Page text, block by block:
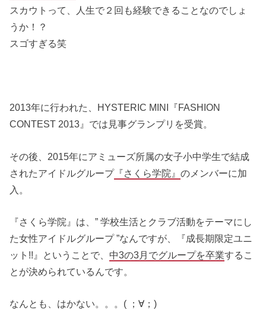
スカウトって、人生で２回も経験できることなのでしょ
うか！？
スゴすぎる笑
2013年に行われた、HYSTERIC MINI『FASHION
CONTEST 2013』では見事グランプリを受賞。
その後、2015年にアミューズ所属の女子小中学生で結成
されたアイドルグループ『さくら学院』のメンバーに加
入。
『さくら学院』は、” 学校生活とクラブ活動をテーマにし
た女性アイドルグループ ”なんですが、『成長期限定ユニ
ット!!』ということで、 中3の3月でグループを卒業するこ
とが決められているんです。
なんとも、はかない。。。( ；∀；)